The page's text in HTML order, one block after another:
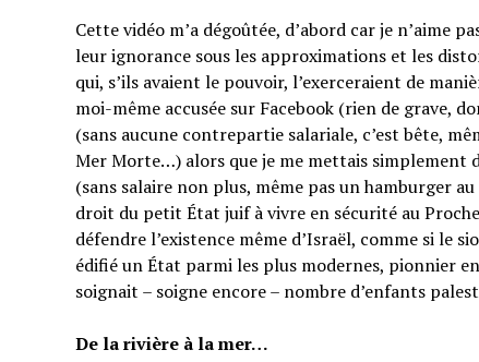
Cette vidéo m’a dégoûtée, d’abord car je n’aime
leur ignorance sous les approximations et les
qui, s’ils avaient le pouvoir, l’exerceraient de
moi-même accusée sur Facebook (rien de grave,
(sans aucune contrepartie salariale, c’est bête,
Mer Morte…) alors que je me mettais simplement
(sans salaire non plus, même pas un hamburger
droit du petit État juif à vivre en sécurité au
défendre l’existence même d’Israël, comme si le
édifié un État parmi les plus modernes, pionnier
soignait – soigne encore – nombre d’enfants
De la rivière à la mer…